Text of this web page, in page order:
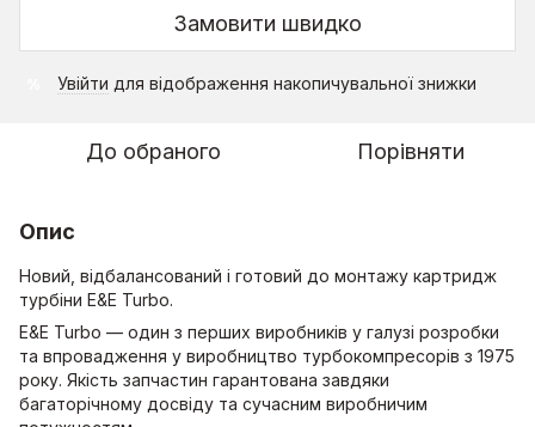
Замовити швидко
Увійти для відображення накопичувальної знижки
До обраного Порівняти
Опис
Новий, відбалансований і готовий до монтажу картридж
турбіни E&E Turbo.
E&E Turbo — один з перших виробників у галузі розробки
та впровадження у виробництво турбокомпресорів з 1975
року. Якість запчастин гарантована завдяки
багаторічному досвіду та сучасним виробничим